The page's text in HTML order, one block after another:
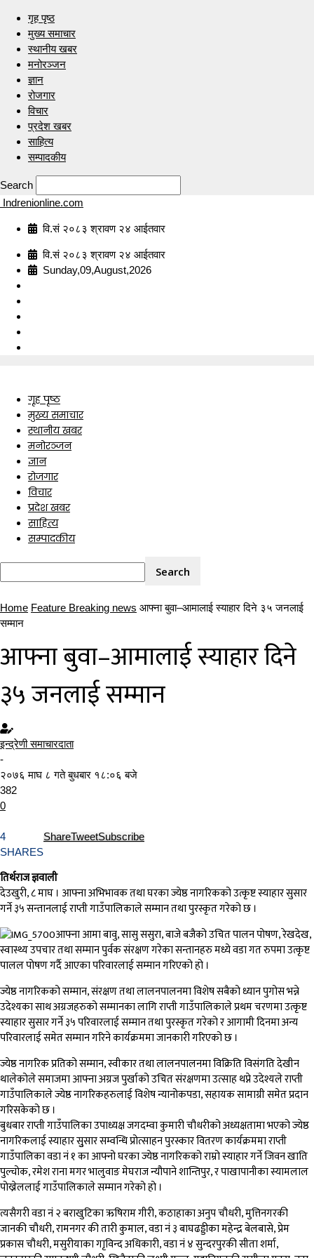
गृह पृष्ठ
मुख्य समाचार
स्थानीय खबर
मनोरञ्जन
ज्ञान
रोजगार
विचार
प्रदेश खबर
साहित्य
सम्पादकीय
Search
Indrenionline.com
वि.सं २०८३ श्रावण २४ आईतवार
वि.सं २०८३ श्रावण २४ आईतवार
Sunday,09,August,2026
गृह पृष्ठ
मुख्य समाचार
स्थानीय खबर
मनोरञ्जन
ज्ञान
रोजगार
विचार
प्रदेश खबर
साहित्य
सम्पादकीय
Home Feature Breaking news आफ्ना बुवा–आमालाई स्याहार दिने ३५ जनलाई
सम्मान
आफ्ना बुवा–आमालाई स्याहार दिने
३५ जनलाई सम्मान
इन्द्रेणी समाचारदाता
-
२०७६ माघ ८ गते बुधबार १८:०६ बजे
382
0
4
SHARES
ShareTweetSubscribe
तिर्थराज ज्ञवाली
देउखुरी, ८ माघ । आफ्ना अभिभावक तथा घरका ज्येष्ठ नागरिकको उत्कृष्ट स्याहार सुसार
गर्ने ३५ सन्तानलाई राप्ती गाउँपालिकाले सम्मान तथा पुरस्कृत गरेको छ ।
आफ्ना आमा बावु, सासु ससुरा, बाजे बजैको उचित पालन पोषण, रेखदेख,
स्वास्थ्य उपचार तथा सम्मान पुर्वक संरक्षण गरेका सन्तानहरु मध्ये वडा गत रुपमा उत्कृष्ट
पालल पोषण गर्दै आएका परिवारलाई सम्मान गरिएको हो ।
ज्येष्ठ नागरिकको सम्मान, संरक्षण तथा लालनपालनमा विशेष सबैको ध्यान पुगोस भन्ने
उदेश्यका साथ अग्रजहरुको सम्मानका लागि राप्ती गाउँपालिकाले प्रथम चरणमा उत्कृष्ट
स्याहार सुसार गर्ने ३५ परिवारलाई सम्मान तथा पुरस्कृत गरेको र आगामी दिनमा अन्य
परिवारलाई समेत सम्मान गरिने कार्यक्रममा जानकारी गरिएको छ ।
ज्येष्ठ नागरिक प्रतिको सम्मान, स्वीकार तथा लालनपालनमा विक्रिति विसंगति देखीन
थालेकोले समाजमा आफ्ना अग्रज पुर्खाको उचित संरक्षणमा उत्साह थप्ने उदेश्यले राप्ती
गाउँपालिकाले ज्येष्ठ नागरिकहरुलाई विशेष न्यानोकपडा, सहायक सामाग्री समेत प्रदान
गरिसकेको छ ।
बुधबार राप्ती गाउँपालिका उपाध्यक्ष जगदम्वा कुमारी चौधरीको अध्यक्षतामा भएको ज्येष्ठ
नागरिकलाई स्याहार सुुसार सम्वन्धि प्रोत्साहन पुरस्कार वितरण कार्यक्रममा राप्ती
गाउँपालिका वडा नं १ का आफ्नो घरका ज्येष्ठ नागरिकको राम्रो स्याहार गर्ने जिवन खाति
पुल्चोक, रमेश राना मगर भालुवाङ मेघराज न्यौपाने शान्तिपुर, र पाखापानीका स्यामलाल
पोख्रेललाई गाउँपालिकाले सम्मान गरेको हो ।
त्यसैगरी वडा नं २ बराखुटिका ऋषिराम गीरी, कठाहाका अनुप चौधरी, मुत्तिनगरकी
जानकी चौधरी, रामनगर की तारी कुमाल, वडा नं ३ बाघढड्डीका महेन्द्र बेलबासे, प्रेम
प्रकास चौधरी, मसुरीयाका गाृविन्द अधिकारी, वडा नं ४ सुन्दरपुरकी सीता शर्मा,